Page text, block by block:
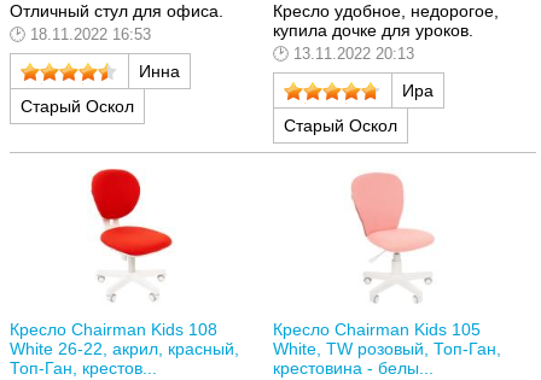
Отличный стул для офиса.
18.11.2022 16:53
Инна
Старый Оскол
Кресло удобное, недорогое,
купила дочке для уроков.
13.11.2022 20:13
Ира
Старый Оскол
Кресло Chairman Kids 108
White 26-22, акрил, красный,
Топ-Ган, крестов...
Кресло Chairman Kids 105
White, TW розовый, Топ-Ган,
крестовина - белы...